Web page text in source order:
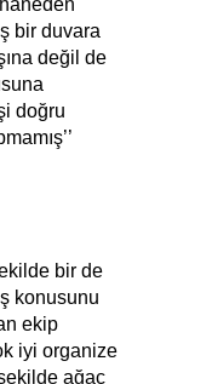
bir duvara
değil de
doğru
bir de
konusunu
ekip
iyi organize
ağaç